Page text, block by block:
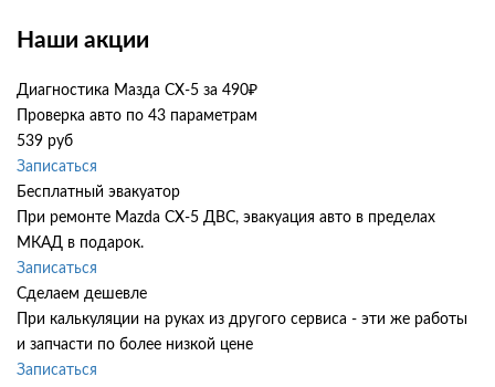
Наши акции
Диагностика Мазда СХ-5 за 490₽
Проверка авто по 43 параметрам
539 руб
Записаться
Бесплатный эвакуатор
При ремонте Mazda CX-5 ДВС, эвакуация авто в пределах
МКАД в подарок.
Записаться
Сделаем дешевле
При калькуляции на руках из другого сервиса - эти же работы
и запчасти по более низкой цене
Записаться